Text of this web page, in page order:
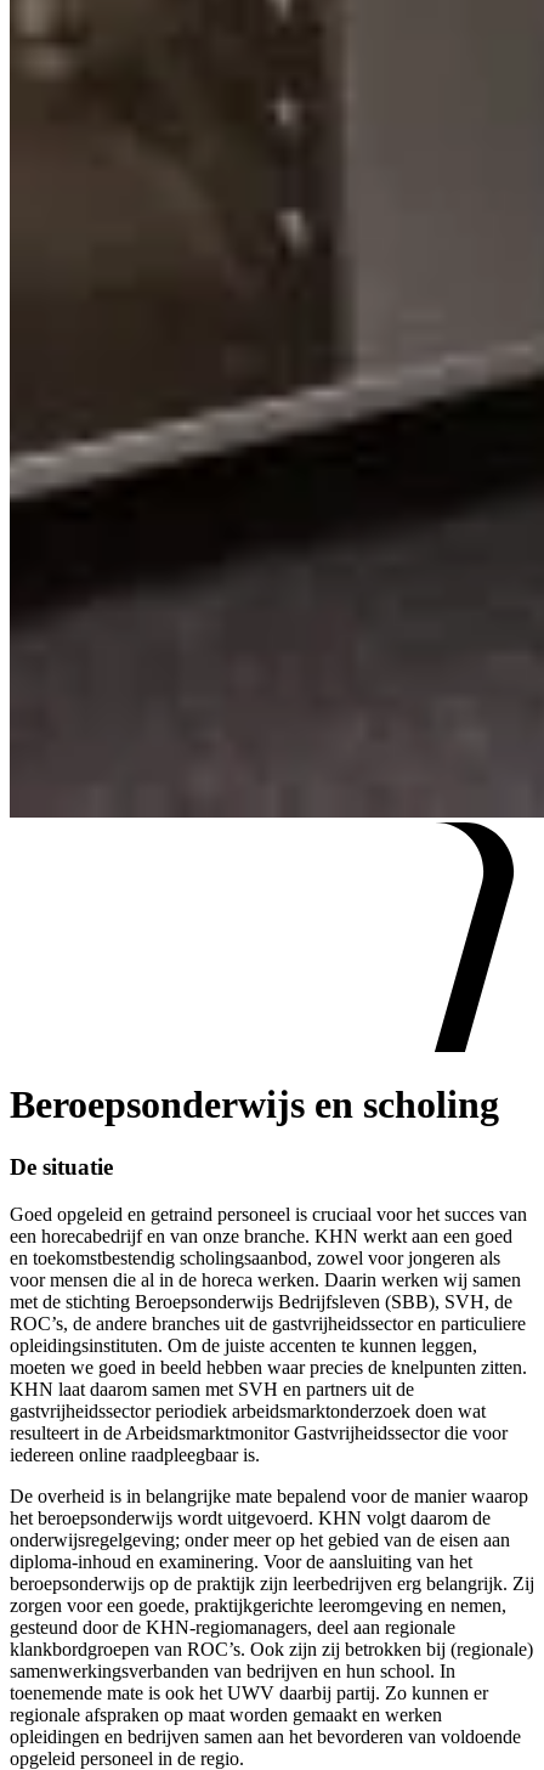
Beroepsonderwijs en scholing
De situatie
Goed opgeleid en getraind personeel is cruciaal voor het succes van
een horecabedrijf en van onze branche. KHN werkt aan een goed
en toekomstbestendig scholingsaanbod, zowel voor jongeren als
voor mensen die al in de horeca werken. Daarin werken wij samen
met de stichting Beroepsonderwijs Bedrijfsleven (SBB), SVH, de
ROC’s, de andere branches uit de gastvrijheidssector en particuliere
opleidingsinstituten. Om de juiste accenten te kunnen leggen,
moeten we goed in beeld hebben waar precies de knelpunten zitten.
KHN laat daarom samen met SVH en partners uit de
gastvrijheidssector periodiek arbeidsmarktonderzoek doen wat
resulteert in de Arbeidsmarktmonitor Gastvrijheidssector die voor
iedereen online raadpleegbaar is.
De overheid is in belangrijke mate bepalend voor de manier waarop
het beroepsonderwijs wordt uitgevoerd. KHN volgt daarom de
onderwijsregelgeving; onder meer op het gebied van de eisen aan
diploma-inhoud en examinering. Voor de aansluiting van het
beroepsonderwijs op de praktijk zijn leerbedrijven erg belangrijk. Zij
zorgen voor een goede, praktijkgerichte leeromgeving en nemen,
gesteund door de KHN-regiomanagers, deel aan regionale
klankbordgroepen van ROC’s. Ook zijn zij betrokken bij (regionale)
samenwerkingsverbanden van bedrijven en hun school. In
toenemende mate is ook het UWV daarbij partij. Zo kunnen er
regionale afspraken op maat worden gemaakt en werken
opleidingen en bedrijven samen aan het bevorderen van voldoende
opgeleid personeel in de regio.